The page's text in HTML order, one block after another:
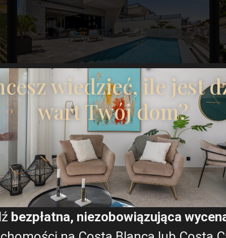
Poprzedni Następny
€ 729.000
Widok panoramiczny...
Łaźnia:5 Rozmiar:252 Działka:
Runar Wilhelmsen
wiedzieć, ile jest
wart Twój dom?
bezpłatna, niezobowiązująca